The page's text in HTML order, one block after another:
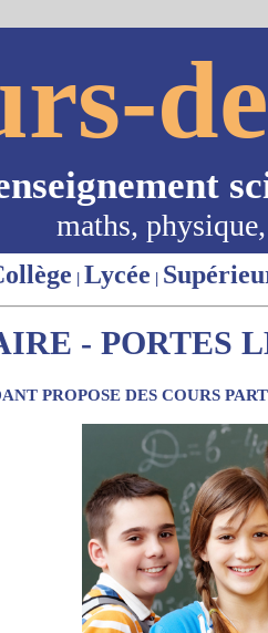
maths,
| Lycée |
- PORTES
PROPOSE DES COURS